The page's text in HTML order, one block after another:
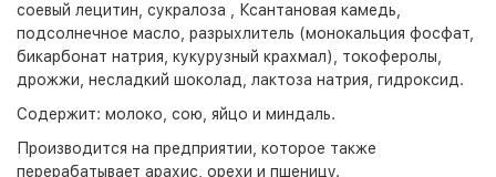
соевый лецитин, сукралоза , Ксантановая камедь,
подсолнечное масло, разрыхлитель (монокальция фосфат,
бикарбонат натрия, кукурузный крахмал), токоферолы,
дрожжи, несладкий шоколад, лактоза натрия, гидроксид.
Содержит: молоко, сою, яйцо и миндаль.
Производится на предприятии, которое также
перерабатывает арахис, орехи и пшеницу.